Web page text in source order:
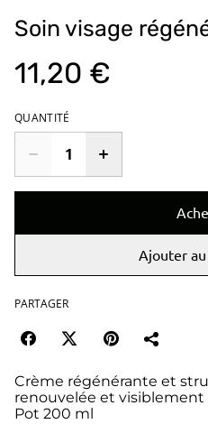
Soin visage
11,20 €
QUANTITÉ
Ajouter
PARTAGER
Crème régénérante et
renouvelée et visiblement
Pot 200 ml